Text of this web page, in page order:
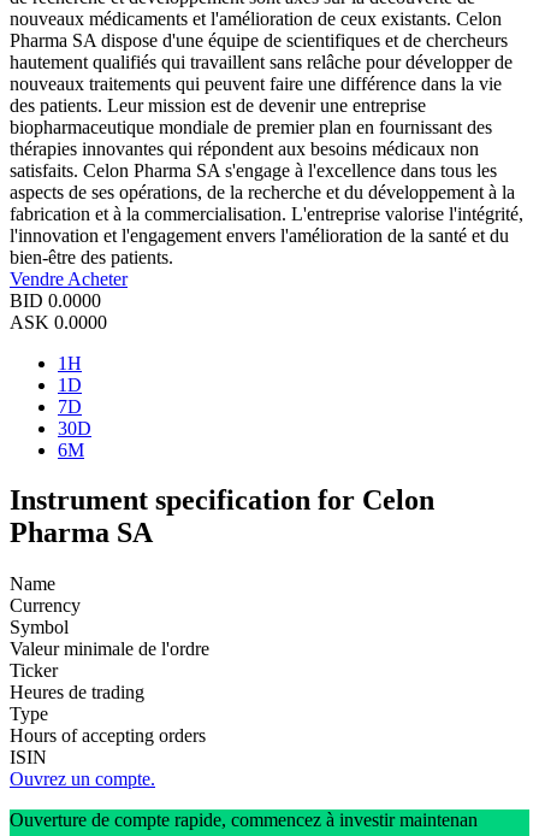
nouveaux médicaments et l'amélioration de ceux existants. Celon
Pharma SA dispose d'une équipe de scientifiques et de chercheurs
hautement qualifiés qui travaillent sans relâche pour développer de
nouveaux traitements qui peuvent faire une différence dans la vie
des patients. Leur mission est de devenir une entreprise
biopharmaceutique mondiale de premier plan en fournissant des
thérapies innovantes qui répondent aux besoins médicaux non
satisfaits. Celon Pharma SA s'engage à l'excellence dans tous les
aspects de ses opérations, de la recherche et du développement à la
fabrication et à la commercialisation. L'entreprise valorise l'intégrité,
l'innovation et l'engagement envers l'amélioration de la santé et du
bien-être des patients.
Vendre Acheter
BID 0.0000
ASK 0.0000
1H
1D
7D
30D
6M
Instrument specification for Celon
Pharma SA
Name
Currency
Symbol
Valeur minimale de l'ordre
Ticker
Heures de trading
Type
Hours of accepting orders
ISIN
Ouvrez un compte.
Ouverture de compte rapide, commencez à investir maintenan